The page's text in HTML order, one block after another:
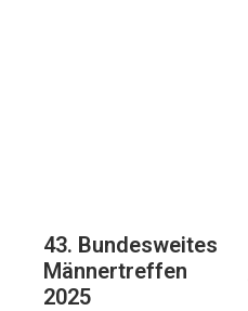
43. Bundesweites
Männertreffen
2025